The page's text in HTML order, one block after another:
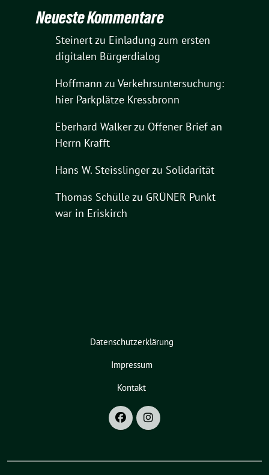
Neueste Kommentare
Steinertzu Einladung zum ersten
digitalen Bürgerdialog
Hoffmann zu Verkehrsuntersuchung:
hier Parkplätze Kressbronn
Eberhard Walkerzu Offener Brief an
Herrn Krafft
Hans W. Steisslingerzu Solidarität
Thomas Schüllezu GRÜNER Punkt
war in Eriskirch
Datenschutzerklärung
Impressum
Kontakt